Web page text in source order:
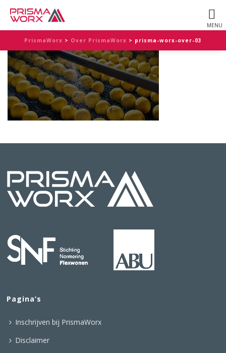
PrismaWorx > Over PrismaWorx > prisma-worx-over-03
Pagina’s
Inschrijven bij PrismaWorx
Disclaimer